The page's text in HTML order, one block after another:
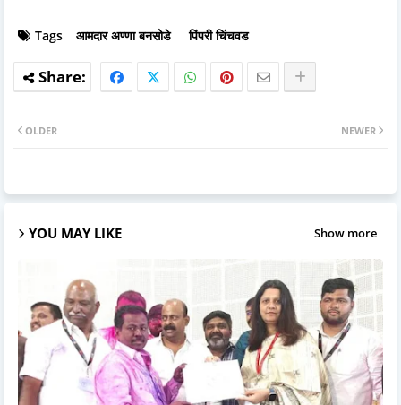
Tags आमदार अण्णा बनसोडे पिंपरी चिंचवड
NEWER
OLDER
YOU MAY LIKE Show more